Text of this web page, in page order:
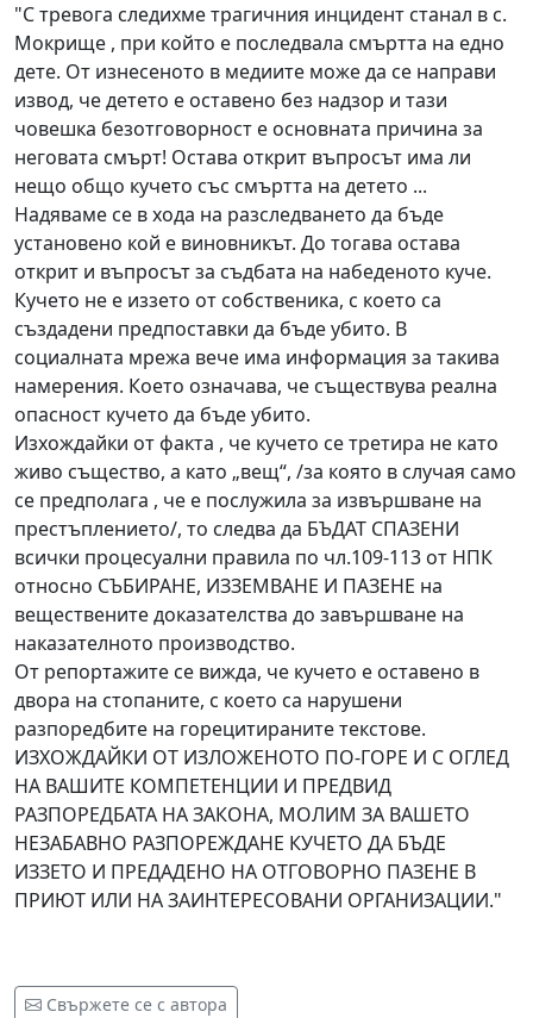
"С тревога следихме трагичния инцидент станал в с.
Мокрище , при който е последвала смъртта на едно
дете. От изнесеното в медиите може да се направи
извод, че детето е оставено без надзор и тази
човешка безотговорност е основната причина за
неговата смърт! Остава открит въпросът има ли
нещо общо кучето със смъртта на детето ...
Надяваме се в хода на разследването да бъде
установено кой е виновникът. До тогава остава
открит и въпросът за съдбата на набеденото куче.
Кучето не е иззето от собственика, с което са
създадени предпоставки да бъде убито. В
социалната мрежа вече има информация за такива
намерения. Което означава, че съществува реална
опасност кучето да бъде убито.
Изхождайки от факта , че кучето се третира не като
живо същество, а като „вещ“, /за която в случая само
се предполага , че е послужила за извършване на
престъплението/, то следва да БЪДАТ СПАЗЕНИ
всички процесуални правила по чл.109-113 от НПК
относно СЪБИРАНЕ, ИЗЗЕМВАНЕ И ПАЗЕНЕ на
веществените доказателства до завършване на
наказателното производство.
От репортажите се вижда, че кучето е оставено в
двора на стопаните, с което са нарушени
разпоредбите на горецитираните текстове.
ИЗХОЖДАЙКИ ОТ ИЗЛОЖЕНОТО ПО-ГОРЕ И С ОГЛЕД
НА ВАШИТЕ КОМПЕТЕНЦИИ И ПРЕДВИД
РАЗПОРЕДБАТА НА ЗАКОНА, МОЛИМ ЗА ВАШЕТО
НЕЗАБАВНО РАЗПОРЕЖДАНЕ КУЧЕТО ДА БЪДЕ
ИЗЗЕТО И ПРЕДАДЕНО НА ОТГОВОРНО ПАЗЕНЕ В
ПРИЮТ ИЛИ НА ЗАИНТЕРЕСОВАНИ ОРГАНИЗАЦИИ."
Свържете се с автора